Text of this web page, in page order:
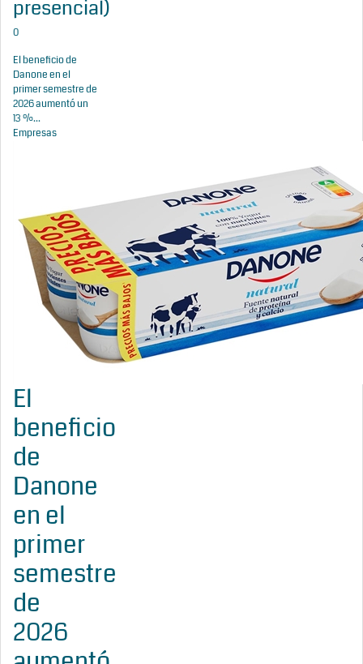
presencial)
0
El beneficio de
Danone en el
primer semestre de
2026 aumentó un
13 %...
Empresas
El
beneficio
de
Danone
en el
primer
semestre
de
2026